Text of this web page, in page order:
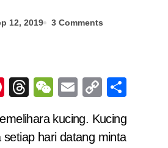
12, 2019
3 Comments
Pinterest
Threads
WeChat
EmailCopy
setiap hari datang minta